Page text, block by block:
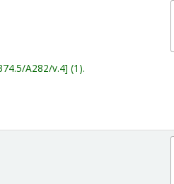
A282/v.4 (1).